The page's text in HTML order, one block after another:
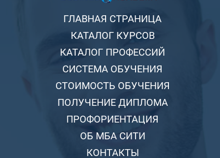
ГЛАВНАЯ СТРАНИЦА
КАТАЛОГ КУРСОВ
КАТАЛОГ ПРОФЕССИЙ
СИСТЕМА ОБУЧЕНИЯ
СТОИМОСТЬ ОБУЧЕНИЯ
ПОЛУЧЕНИЕ ДИПЛОМА
ПРОФОРИЕНТАЦИЯ
ОБ МБА СИТИ
КОНТАКТЫ